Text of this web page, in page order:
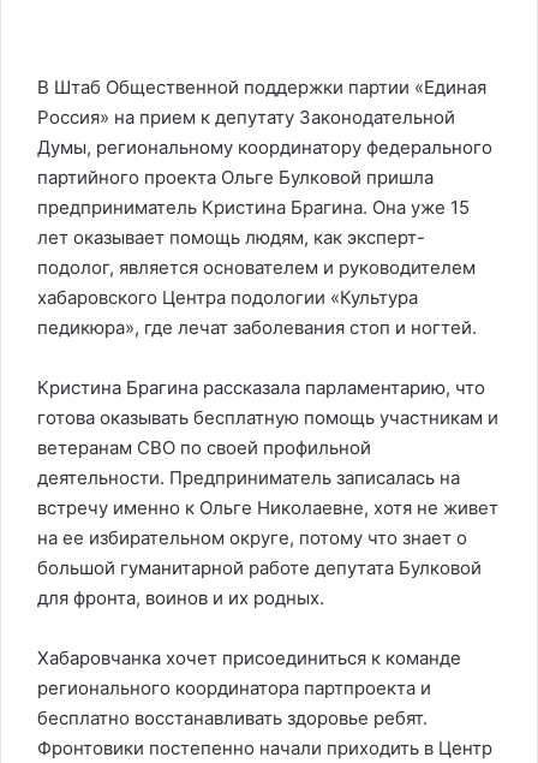
В Штаб Общественной поддержки партии «Единая
Россия» на прием к депутату Законодательной
Думы, региональному координатору федерального
партийного проекта Ольге Булковой пришла
предприниматель Кристина Брагина. Она уже 15
лет оказывает помощь людям, как эксперт-
подолог, является основателем и руководителем
хабаровского Центра подологии «Культура
педикюра», где лечат заболевания стоп и ногтей.
Кристина Брагина рассказала парламентарию, что
готова оказывать бесплатную помощь участникам и
ветеранам СВО по своей профильной
деятельности. Предприниматель записалась на
встречу именно к Ольге Николаевне, хотя не живет
на ее избирательном округе, потому что знает о
большой гуманитарной работе депутата Булковой
для фронта, воинов и их родных.
Хабаровчанка хочет присоединиться к команде
регионального координатора партпроекта и
бесплатно восстанавливать здоровье ребят.
Фронтовики постепенно начали приходить в Центр